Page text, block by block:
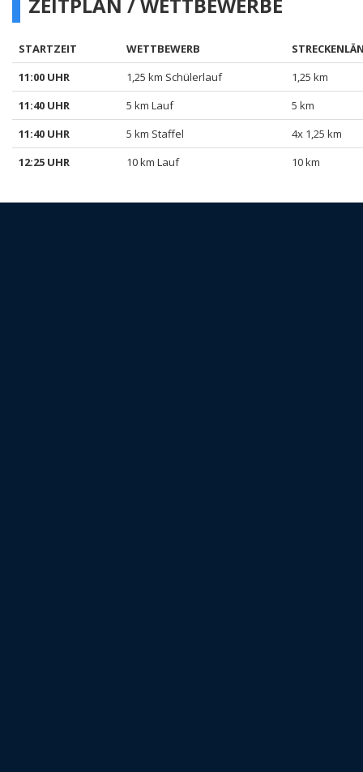
STARTZEIT WETTBEWERB
11:00 UHR
1,25 km Schülerlauf
1,25 km
11:40 UHR
5 km Lauf
5 km
11:40 UHR
5 km Staffel
4x 1,25 km
12:25 UHR
10 km Lauf 10 km